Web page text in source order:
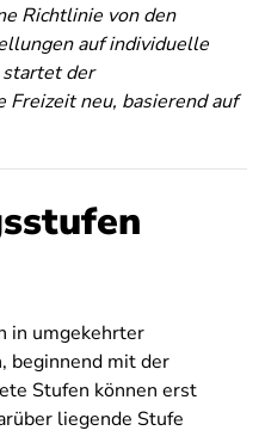
Richtlinie von den
auf individuelle
der
Freizeit neu, basierend auf
in umgekehrter
beginnend mit der
Stufen können erst
liegende Stufe